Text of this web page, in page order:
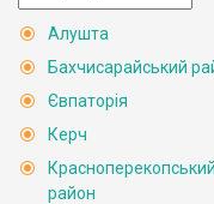
Алушта
Бахчисарайський
Євпаторія
Керч
Красноперекопський
район